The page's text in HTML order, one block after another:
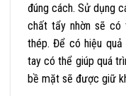
đúng cách. Sử dụng
chất tẩy nhờn sẽ
thép. Để có hiệu
tay có thể giúp quá
bề mặt sẽ được giữ